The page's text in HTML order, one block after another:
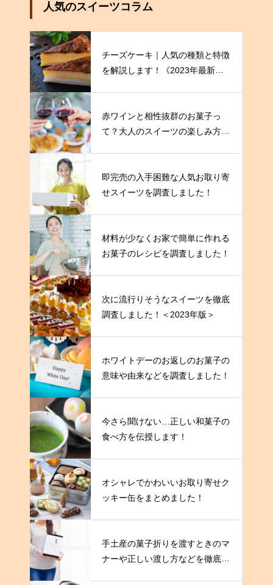
人気のスイーツコラム
チーズケーキ｜人気の種類と特徴
を解説します！《2023年最新
赤ワインと相性抜群のお菓子っ
て？大人のスイーツの楽しみ方を
即完売の入手困難な人気お取り寄
せスイーツを調査しました！
材料が少なくお家で簡単に作れる
お菓子のレシピを調査しました！
次に流行りそうなスイーツを徹底
調査しました！＜2023年版＞
ホワイトデーのお返しのお菓子の
意味や由来などを調査しました！
今さら聞けない…正しい和菓子の
食べ方を伝授します！
オシャレでかわいいお取り寄せク
ッキー缶をまとめました！
手土産の菓子折りを渡すときのマ
ナーや正しい渡し方などを徹底解